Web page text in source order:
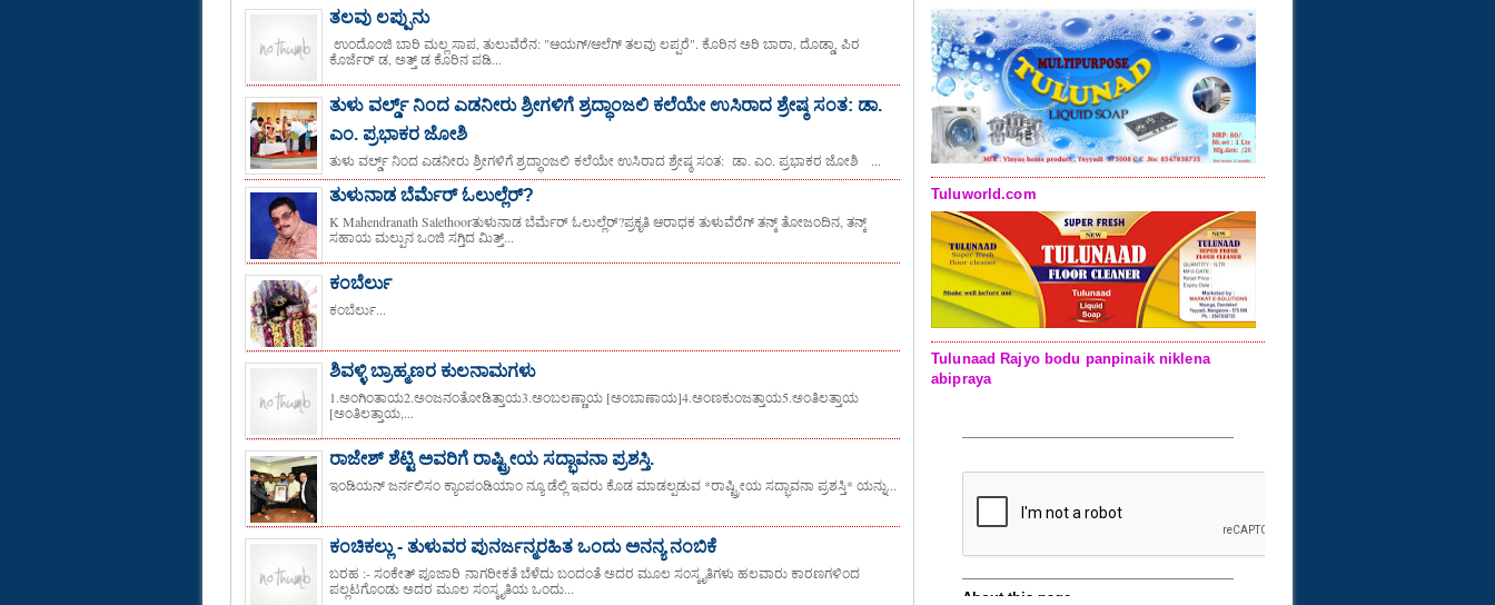
ತಲವು ಲಪ್ಪುನು
ಉಂದೊಂಜಿ ಬಾರಿ ಮಲ್ಲ ಸಾಪ, ತುಲುವೆರೆನ: "ಆಯಗ್/ಆಲೆಗ್ ತಲವು ಲಪ್ಪರೆ". ಕೊರಿನ ಅರಿ ಬಾರಾ, ದೊಡ್ಡಾ, ಪಿರ
ಕೊರ್ಜೆರ್ ಡ, ಅತ್ತ್ ಡ ಕೊರಿನ ಪಡಿ...
ತುಳು ವರ್ಲ್ಡ್ ನಿಂದ ಎಡನೀರು ಶ್ರೀಗಳಿಗೆ ಶ್ರದ್ಧಾಂಜಲಿ ಕಲೆಯೇ ಉಸಿರಾದ ಶ್ರೇಷ್ಠ ಸಂತ: ಡಾ.
ಎಂ. ಪ್ರಭಾಕರ ಜೋಶಿ
ತುಳು ವರ್ಲ್ಡ್ ನಿಂದ ಎಡನೀರು ಶ್ರೀಗಳಿಗೆ ಶ್ರದ್ಧಾಂಜಲಿ ಕಲೆಯೇ ಉಸಿರಾದ ಶ್ರೇಷ್ಠ ಸಂತ: ಡಾ. ಎಂ. ಪ್ರಭಾಕರ ಜೋಶಿ ‌‌‌ ...
ತುಳುನಾಡ ಬೆರ್ಮೆರ್ ಓಲುಲ್ಲೆರ್?
K Mahendranath Salethoorತುಳುನಾಡ ಬೆರ್ಮೆರ್ ಓಲುಲ್ಲೆರ್?ಪ್ರಕೃತಿ ಆರಾಧಕ ತುಳುವೆರೆಗ್ ತನ್ಕ್ ತೋಜಂದಿನ, ತನ್ಕ್
ಸಹಾಯ ಮಲ್ಪುನ ಒಂಜಿ ಸಗ್ತಿದ ಮಿತ್ತ್...
ಕಂಬೆರ್ಲು
ಕಂಬೆರ್ಲು...
ಶಿವಳ್ಳಿ ಬ್ರಾಹ್ಮಣರ ಕುಲನಾಮಗಳು
1.ಅಂಗಿಂತಾಯ2.ಅಂಜನಂತೋಡಿತ್ತಾಯ3.ಅಂಬಲಣ್ಣಾಯ [ಅಂಬಾಣಾಯ]4.ಅಂಣಕುಂಜತ್ತಾಯ5.ಅಂತಿಲತ್ತಾಯ
[ಅಂತಿಲತ್ತಾಯ,...
ರಾಜೇಶ್ ಶೆಟ್ಟಿ ಅವರಿಗೆ ರಾಷ್ಟ್ರೀಯ ಸದ್ಭಾವನಾ ಪ್ರಶಸ್ತಿ.
ಇಂಡಿಯನ್ ಜರ್ನಲಿಸಂ ಕ್ಯಾಂಪಂಡಿಯಾಂ ನ್ಯೂ ಡೆಲ್ಲಿ ಇವರು ಕೊಡ ಮಾಡಲ್ಪಡುವ *ರಾಷ್ಟ್ರೀಯ ಸದ್ಭಾವನಾ ಪ್ರಶಸ್ತಿ* ಯನ್ನು...
ಕಂಚಿಕಲ್ಲು - ತುಳುವರ ಪುನರ್ಜನ್ಮರಹಿತ ಒಂದು ಅನನ್ಯ ನಂಬಿಕೆ
ಬರಹ :- ಸಂಕೇತ್ ಪೂಜಾರಿ ನಾಗರೀಕತೆ ಬೆಳೆದು ಬಂದಂತೆ ಅದರ ಮೂಲ ಸಂಸ್ಕೃತಿಗಳು ಹಲವಾರು ಕಾರಣಗಳಿಂದ
ಪಲ್ಲಟಗೊಂಡು ಅದರ ಮೂಲ ಸಂಸ್ಕೃತಿಯ ಒಂದು...
Tuluworld.com
Tulunaad Rajyo bodu panpinaik niklena
abipraya